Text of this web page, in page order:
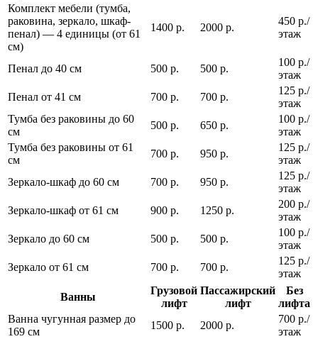
Комплект мебели (тумба,
раковина, зеркало, шкаф-
пенал) — 4 единицы (от 61
см)
1400 р. 2000 р.
450 р./
этаж
Пенал до 40 см 500 р. 500 р.
100 р./
этаж
Пенал от 41 см
700 р. 700 р.
125 р./
этаж
Тумба без раковины до 60
см
500 р. 650 р.
100 р./
этаж
Тумба без раковины от 61
см
700 р. 950 р.
125 р./
этаж
Зеркало-шкаф до 60 см
700 р. 950 р.
125 р./
этаж
Зеркало-шкаф от 61 см
900 р. 1250 р.
200 р./
этаж
Зеркало до 60 см
500 р. 500 р.
100 р./
этаж
Зеркало от 61 см
700 р. 700 р.
125 р./
этаж
Ванны
Грузовой
лифт
Пассажирский
лифт
Без
лифта
Ванна чугунная размер до
169 см
1500 р. 2000 р.
700 р./
этаж